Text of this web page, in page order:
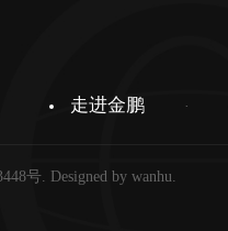
走进金鹏
号. Designed by wanhu